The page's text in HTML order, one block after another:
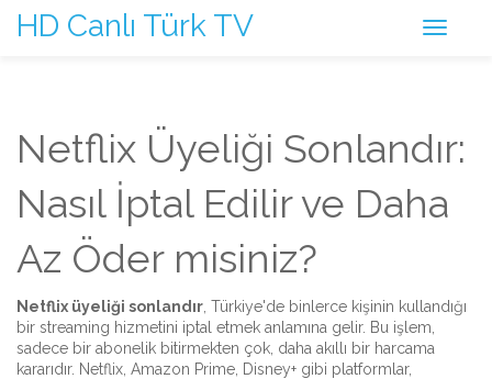
HD Canlı Türk TV
Netflix Üyeliği Sonlandır:
Nasıl İptal Edilir ve Daha
Az Öder misiniz?
Netflix üyeliği sonlandır Türkiye'de binlerce kişinin kullandığı
bir streaming hizmetini iptal etmek anlamına gelir. Bu işlem,
sadece bir abonelik bitirmekten çok, daha akıllı bir harcama
kararıdır. Netflix, Amazon Prime, Disney+ gibi platformlar,